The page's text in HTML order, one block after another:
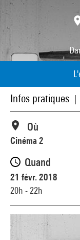
Infos pratiques
Où
Cinéma 2
Quand
21 févr. 2018
20h - 22h